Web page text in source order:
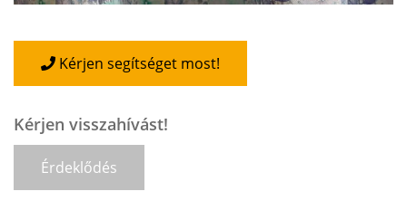
Kérjen segítséget most!
Kérjen visszahívást!
Érdeklődés